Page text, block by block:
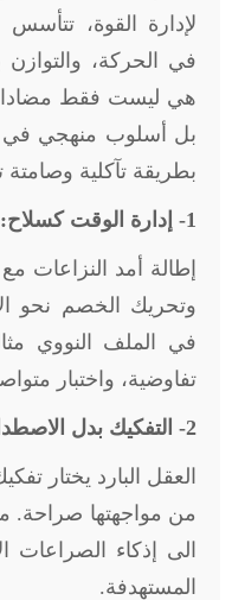
لإدارة القوة، تتأسس
في الحركة،
هي ليست فقط مضادا
بل أسلوب منهجي في
بطريقة تآكلية
1- إدارة الوقت كسلاح:
إطالة أمد النزاعات
وتحريك الخصم نحو
في الملف النووي
تفاوضية، واختبار
2- التفكيك بدل الاصطدام:
العقل البارد يختار
من مواجهتها صراحة.
الى إذكاء الصراعات
المستهدفة.